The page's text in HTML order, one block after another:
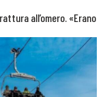
all’omero. «Erano